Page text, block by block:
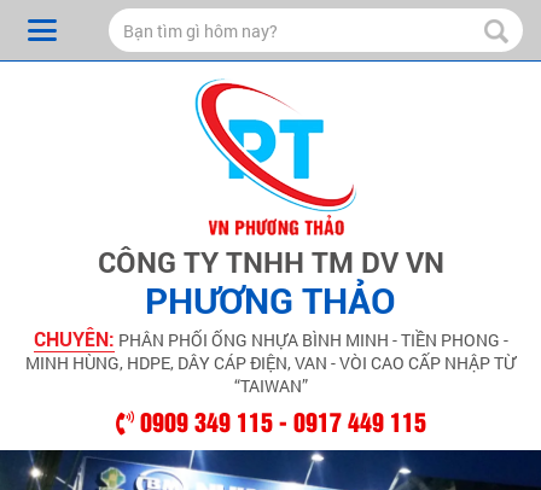
CÔNG TY TNHH TM DV VN
PHƯƠNG THẢO
CHUYÊN: PHÂN PHỐI ỐNG NHỰA BÌNH MINH - TIỀN PHONG -
MINH HÙNG, HDPE, DÂY CÁP ĐIỆN, VAN - VÒI CAO CẤP NHẬP TỪ
“TAIWAN”
0909 349 115 - 0917 449 115